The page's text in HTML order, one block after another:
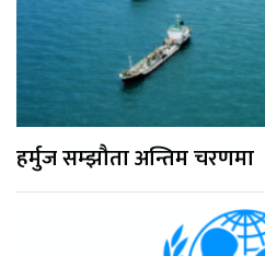
हर्मुज सम्झौता अन्तिम चरणमा